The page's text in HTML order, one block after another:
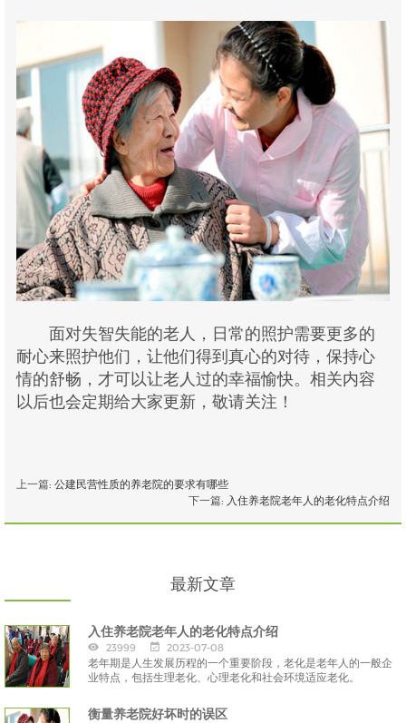
面对失智失能的老人，日常的照护需要更多的
耐心来照护他们，让他们得到真心的对待，保持心
情的舒畅，才可以让老人过的幸福愉快。相关内容
以后也会定期给大家更新，敬请关注！
上一篇: 公建民营性质的养老院的要求有哪些
下一篇: 入住养老院老年人的老化特点介绍
最新文章
入住养老院老年人的老化特点介绍
23999 2023-07-08
老年期是人生发展历程的一个重要阶段，老化是老年人的一般企
业特点，包括生理老化、心理老化和社会环境适应老化。
衡量养老院好坏时的误区